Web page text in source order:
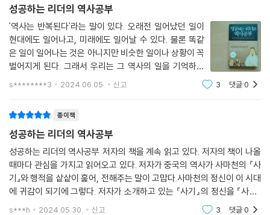
어리지만 날카로웠던 공융(孔融)
38자의 자서전에 담긴 인생의 철리(哲理)
노반(魯班)의 작은 쐐기들
노욕을 조롱한 시골 처녀
누구를 태울 것인가
일등을 가려야 할 때
중국판 CSI
사물을 보는 눈
적반하장(賊反荷杖)이 난무하는 세상
특별 부록 _ 군자론(君子論)과 리더십
역사가 입증하고, 지금 현실이 보여주듯 백성이 부유하지 않으면 아무것도
되지 않는다. 관중보다 150여 년 뒤의 보수주의자 공자가 공평하고 공정한
분배를 언급한 것도 같은 맥락이다. 무려 2,700년 전 관중이 지금 우리 시
대의 화두인 기초 생활과 기본소득을 정확하게 인식했다는 사실이 놀라울
따름이다.
*
범려는 자신의 재산을 사회에 환원하는, 오늘날로 말하자면 기업의 사회적
책임감을 실천했다. 자공은 자신의 부로 스승 공자와 유가 학파를 지원하
는 문화 후원자로서의 모습을 역사에 선명하게 남겨 놓았다. 따라서 위 격
언은 모두 치부와 함께 노블레스 오블리주를 실천하여 진정한 부자의 모습
을 보여준 두 사람에 대한 존경의 뜻이 담겨 있는 의미심장한 격언이다. 범
려와 자공, 지금 우리 사회가 정말 필요로 하는 기업인의 모습이기도 하다.
로 쓴 글을 모은 것이다. 기존의 원고를 다듬고 현 상황에 맞게 일부 바꾸었
다. 총 97꼭지의 글들이 모두 칼럼 형식이다. 주로 사마천과 《사기》의 정
신과 내용을 많이 다루고 있다.
사마천의 생각을 빌려 우리 사회 각계각층을 향해 자성을 촉구하는 글들이
대부분이다. 길게는 10년, 짧게는 1년 전의 글인데도 시사성은 충분하다는
뿐 적폐세력은 여전하기 때문이다. 준엄한 역사 평가와 심판은 아무리 시
간이 걸리더라도 확실하게 수행하고 넘어가야 미래가 있기 때문이다.
각계각층의 리더들, 세상을 바른쪽으로 바꾸고자 하는 사람들, 사마천과
《사기》의 정신을 추구하는 사람들, 우리 사회의 문제점들에 대한 해결책
을 바로 찾고자 하는 사람들에게 이 책을 선물하고 싶다.
성공하는 리더의 역사공부
'역사는 반복된다'라는 말이 있다. 오래전 일어났던 일이
현대에도 일어나고, 미래에도 일어날 수 있다. 물론 똑같
은 일이 일어나는 것은 아니지만 비슷한 일이나 상황이 꼭
벌어지게 된다. 그래서 우리는 그 역사의 일을 기억하고
현재의 과제나 난관을 이겨낼 수 있으며 미래를 대비할 수
s********3 2024.06.05. 신고 3 댓글0
종이책
성공하는 리더의 역사공부
성공하는 리더의 역사공부 저자의 책을 계속 읽고 있다. 저자의 책이 나올
때마다 관심을 가지고 읽어오고 있다. 저자가 중국의 역사가 사마천의 『사
기』와 행적을 샅샅이 훑어, 전해주는 말이 고맙다.사마천의 정신이 이 시대
에 귀감이 되기에 그렇다. 저자가 소개하고 있는 『사기』의 정신을 『사기』
를 펼쳐가면서 철저하게 밑줄 그어가며 읽어야 할 사람들이 많이 있다. 이
s***h 2024.05.30. 신고 3 댓글0